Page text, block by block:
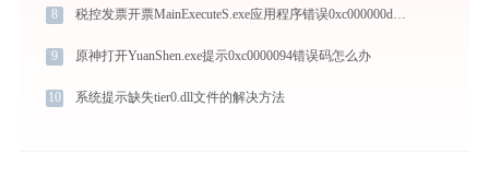
8 税控发票开票MainExecuteS.exe应用程序错误0xc000000d解决方法
9 原神打开YuanShen.exe提示0xc0000094错误码怎么办
10 系统提示缺失tier0.dll文件的解决方法